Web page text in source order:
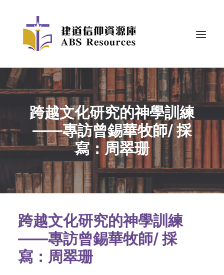
跨越文化研究的神學訓練
——專訪曾錫華牧師/ 採
寫：周翠珊
跨越文化研究的神學訓練
——專訪曾錫華牧師/ 採
寫：周翠珊